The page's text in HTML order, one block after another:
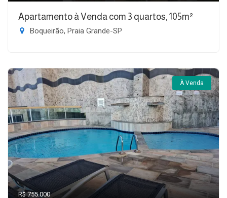
Apartamento à Venda com 3 quartos, 105m²
Boqueirão, Praia Grande-SP
À Venda
R$ 755.000